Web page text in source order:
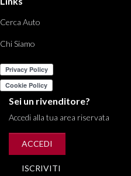
Cerca Auto
Chi Siamo
Sei un rivenditore?
Accedi alla tua area riservata
ACCEDI
ISCRIVITI